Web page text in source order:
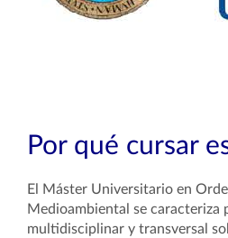
Por qué cursar
El Máster Universitario en
Medioambiental se caracteriza
multidisciplinar y transversal